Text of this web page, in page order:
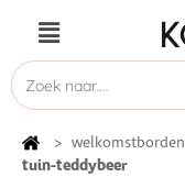
> welkomstborden
tuin-teddybeer